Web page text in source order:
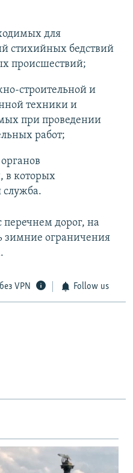
для
стихийных бедствий
происшествий;
строительной и
техники и
при проведении
работ;
в которых
служба.
перечнем дорог, на
зимние ограничения
VPN Follow us